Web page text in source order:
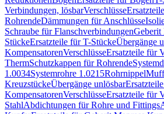
Verbindungen, lösbarVerschlüsse
RohrendeDämmungen für Anschlüsse
Schraube für FlanschverbindungenGeberit
StückeErsatzteile für T-StückeÜbergänge
KompensatorenVerschlüsseErsatzteile für
ThermSchutzkappen für Rohrende
1.0034Systemrohre 1.0215Rohrnippel
KreuzstückeÜbergänge unlösbar
KompensatorenVerschlüsseErsatzteile für
StahlAbdichtungen für Rohre und Fittings